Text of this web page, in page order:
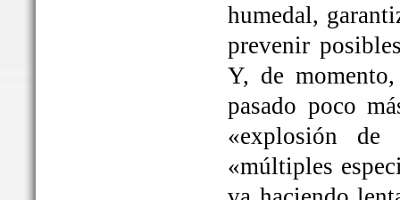
humedal,
prevenir
Y, de
pasado poco
«explosión
«múltiples